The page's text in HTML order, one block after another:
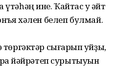
ине. Ҡайтҡас уҡ әйт
хәлен белеп булмай.
сығарып ҡуйҙы,
йәйрәтеп сурытыуын